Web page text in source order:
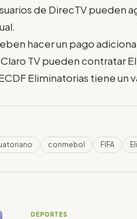
de DirecTV pueden
hacer un pago
TV pueden contratar
Eliminatorias tiene un
conmebol FIFA
DEPORTES